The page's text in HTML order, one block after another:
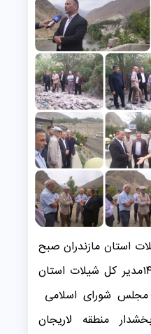
استان مازندران صبح
امروز پنجشنبه ۱۸ مرداد ۱۴۰۳مدیر کل شیلات استان
مجلس شورای اسلامی
منطقه لاریجان